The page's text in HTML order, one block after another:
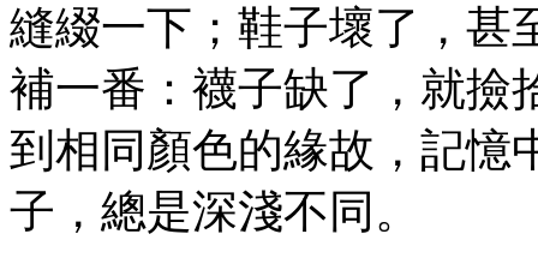
縫綴一下；鞋子壞了，甚
補一番：襪子缺了，就撿
到相同顏色的緣故，記憶
子，總是深淺不同。